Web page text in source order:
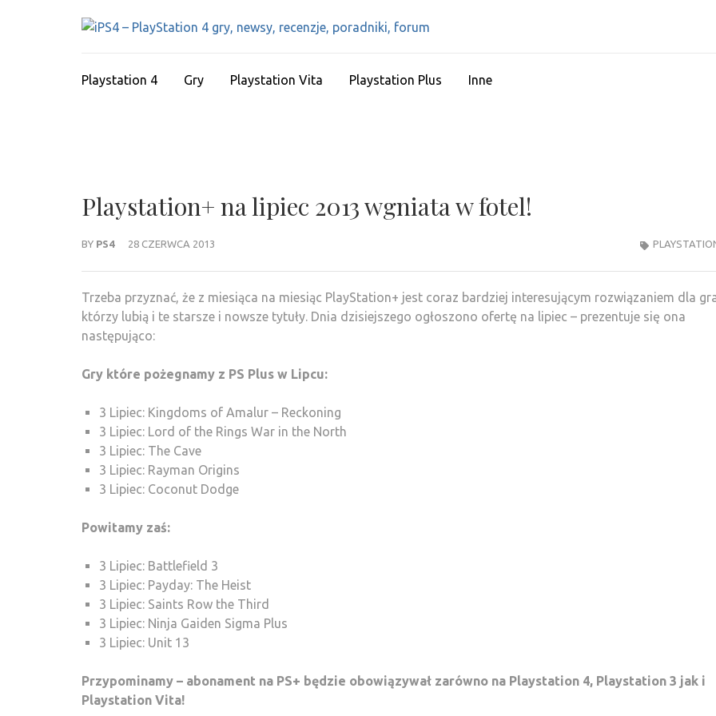
RECENZJE,
Playstation 4 Gry Playstation Vita Playstation Plus Inne
Playstation+ na lipiec 2013 wgniata w fotel!
BY PS4 28 CZERWCA 2013
Trzeba przyznać, że z miesiąca na miesiąc PlayStation+ jest coraz bardziej interesującym rozwiązaniem dla
którzy lubią i te starsze i nowsze tytuły. Dnia dzisiejszego ogłoszono ofertę na lipiec – prezentuje się ona
następująco:
Gry które pożegnamy z PS Plus w Lipcu:
3 Lipiec: Kingdoms of Amalur – Reckoning
3 Lipiec: Lord of the Rings War in the North
3 Lipiec: The Cave
3 Lipiec: Rayman Origins
3 Lipiec: Coconut Dodge
Powitamy zaś:
3 Lipiec: Battlefield 3
3 Lipiec: Payday: The Heist
3 Lipiec: Saints Row the Third
3 Lipiec: Ninja Gaiden Sigma Plus
3 Lipiec: Unit 13
Przypominamy – abonament na PS+ będzie obowiązywał zarówno na Playstation 4, Playstation 3 jak i
Playstation Vita!